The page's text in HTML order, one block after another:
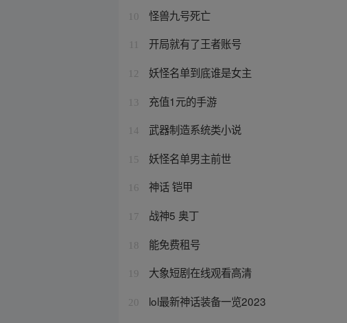
10 怪兽九号死亡
开局就有了王者账号
12 妖怪名单到底谁是女主
13 充值1元的手游
14 武器制造系统类小说
15 妖怪名单男主前世
16 神话 铠甲
17 战神5 奥丁
18 能免费租号
19 大象短剧在线观看高清
20 lol最新神话装备一览2023